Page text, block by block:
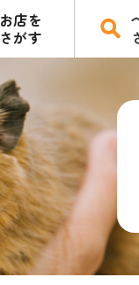
お店を
さがす